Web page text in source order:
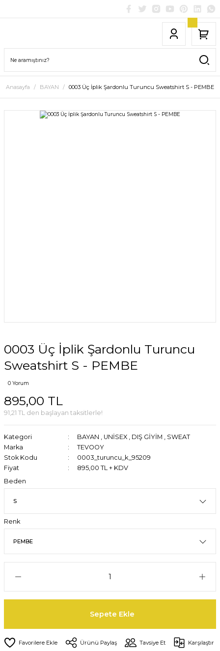
Anasayfa BAYAN 0003 Üç İplik Şardonlu Turuncu Sweatshirt S - PEMBE
0003 Üç İplik Şardonlu Turuncu
Sweatshirt S - PEMBE
0 Yorum
895,00 TL
91,21 TL den başlayan taksitlerle!
Kategori BAYAN , UNİSEX , DIŞ GİYİM , SWEAT
Marka
TEVOOY
Stok Kodu
0003_turuncu_k_95209
Fiyat
895,00 TL + KDV
Beden
Renk
Sepete Ekle
Ürünü Paylaş Tavsiye Et Karşılaştır